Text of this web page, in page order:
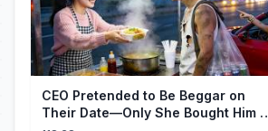
CEO Pretended to Be Beggar on
Their Date—Only She Bought Him a